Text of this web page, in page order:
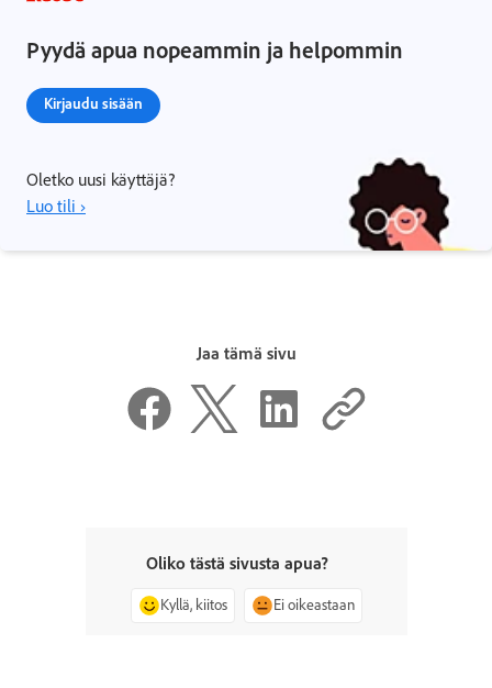
Pyydä apua nopeammin ja helpommin
Kirjaudu sisään
Oletko uusi käyttäjä?
Luo tili ›
Jaa tämä sivu
Oliko tästä sivusta apua?
Kyllä, kiitos Ei oikeastaan